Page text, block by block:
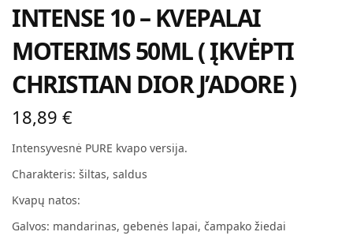
INTENSE 10 – KVEPALAI
MOTERIMS 50ML ( ĮKVĖPTI
CHRISTIAN DIOR J’ADORE )
18,89€
Intensyvesnė PURE kvapo versija.
Charakteris: šiltas, saldus
Kvapų natos:
Galvos: mandarinas, gebenės lapai, čampako žiedai